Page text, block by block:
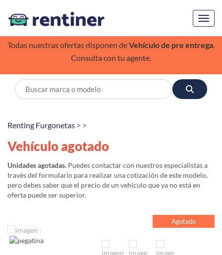
Todas nuestras ofertas disponen deVehículo de pre entrega.
Consulta con tu agente.
Renting Furgonetas > >
Vehículo agotado
Unidades agotadas. Puedes contactar con nuestros especialistas a
través del formulario para realizar una cotización de este modelo,
pero debes saber que el precio de un vehículo que ya no está en
oferta puede ser superior.
Agotado